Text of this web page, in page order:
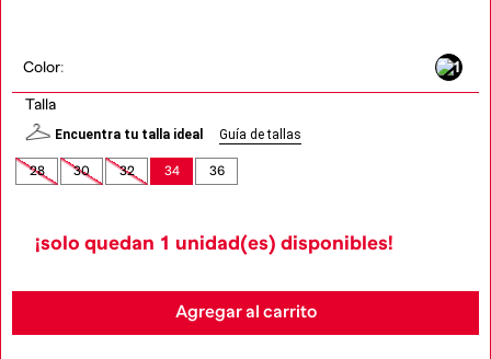
Color:
Talla
Encuentra tu talla ideal Guía de tallas
28 30 32 34 36
¡solo quedan 1 unidad(es) disponibles!
Agregar al carrito